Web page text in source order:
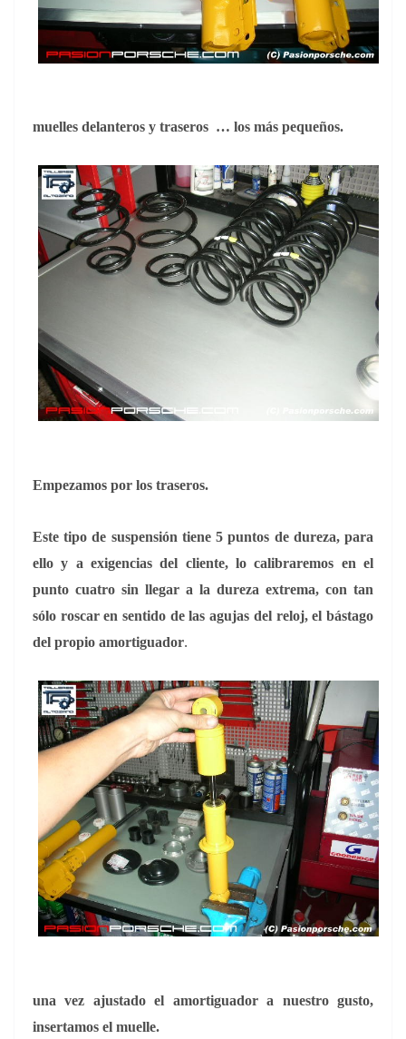
muelles delanteros y traseros … los más pequeños.
Empezamos por los traseros.
Este tipo de suspensión tiene 5 puntos de dureza, para
ello y a exigencias del cliente, lo calibraremos en el
punto cuatro sin llegar a la dureza extrema, con tan
sólo roscar en sentido de las agujas del reloj, el bástago
del propio amortiguador.
una vez ajustado el amortiguador a nuestro gusto,
insertamos el muelle.